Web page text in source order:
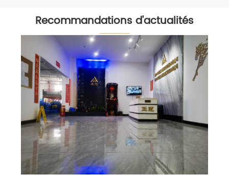
Recommandations d'actualités